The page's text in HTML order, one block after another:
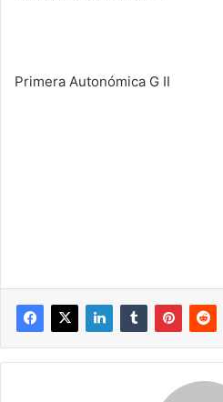
Primera Autonómica G II